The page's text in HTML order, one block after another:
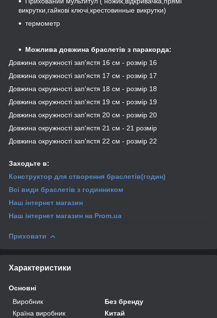
викрутки,гайкові ключі,крестовинные викрутки)
термометр
Можлива довжина браслетів з паракорда:
Довжина окружності зап'ястя 16 см - розмір 16
Довжина окружності зап'ястя 17 см - розмір 17
Довжина окружності зап'ястя 18 см - розмір 18
Довжина окружності зап'ястя 19 см - розмір 19
Довжина окружності зап'ястя 20 см - розмір 20
Довжина окружності зап'ястя 21 см - 21 розмір
Довжина окружності зап'ястя 22 см - розмір 22
Заходьте в:
Конструктор для створення браслетів(годин)
Всі види браслетів з годинником
Наш інтернет магазин
Наш інтернет магазин на Prom.ua
Приховати
Характеристики
Основні
Виробник
Без бренду
Країна виробник
Китай